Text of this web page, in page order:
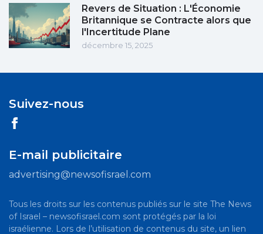
Revers de Situation : L'Économie
Britannique se Contracte alors que
l'Incertitude Plane
décembre 15, 2025
Suivez-nous
E-mail publicitaire
advertising@newsofisrael.com
Tous les droits sur les contenus publiés sur le site The News
of Israel – newsofisrael.com sont protégés par la loi
israélienne. Lors de l’utilisation de contenus du site, un lien